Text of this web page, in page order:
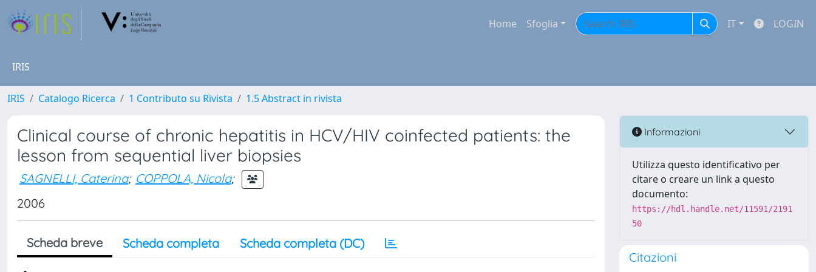
Home Sfoglia IT LOGIN
IRIS
IRIS Catalogo Ricerca 1 Contributo su Rivista 1.5 Abstract in rivista
Clinical course of chronic hepatitis in HCV/HIV coinfected patients: the
lesson from sequential liver biopsies
SAGNELLI, Caterina; COPPOLA, Nicola;
2006
Scheda breve Scheda completa Scheda completa (DC)
Informazioni
Utilizza questo identificativo per
citare o creare un link a questo
documento:
https://hdl.handle.net/11591/2191
50
Citazioni